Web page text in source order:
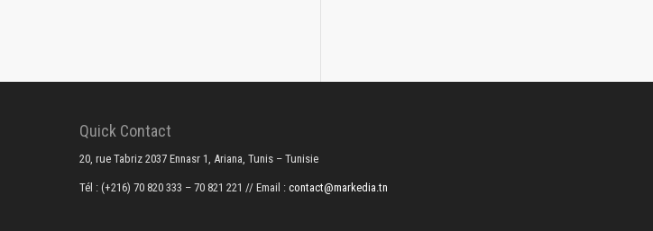
Quick Contact
20, rue Tabriz 2037 Ennasr 1, Ariana, Tunis – Tunisie
Tél : (+216) 70 820 333 – 70 821 221// Email : contact@markedia.tn